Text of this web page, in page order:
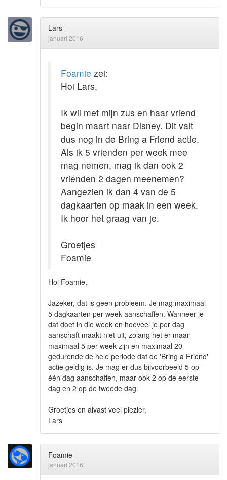
Lars
januari 2016
Foamie zei:
Hoi Lars,
Ik wil met mijn zus en haar vriend
begin maart naar Disney. Dit valt
dus nog in de Bring a Friend actie.
Als ik 5 vrienden per week mee
mag nemen, mag ik dan ook 2
vrienden 2 dagen meenemen?
Aangezien ik dan 4 van de 5
dagkaarten op maak in een week.
Ik hoor het graag van je.
Groetjes
Foamie
Hoi Foamie,
Jazeker, dat is geen probleem. Je mag maximaal
5 dagkaarten per week aanschaffen. Wanneer je
dat doet in die week en hoeveel je per dag
aanschaft maakt niet uit, zolang het er maar
maximaal 5 per week zijn en maximaal 20
gedurende de hele periode dat de 'Bring a Friend'
actie geldig is. Je mag er dus bijvoorbeeld 5 op
één dag aanschaffen, maar ook 2 op de eerste
dag en 2 op de tweede dag.
Groetjes en alvast veel plezier,
Lars
Foamie
januari 2016